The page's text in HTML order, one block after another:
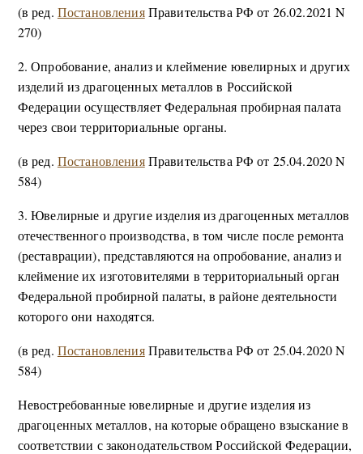
(в ред. ПостановленияПравительства РФ от 26.02.2021 N
270)
2. Опробование, анализ и клеймение ювелирных и других
изделий из драгоценных металлов в Российской
Федерации осуществляет Федеральная пробирная палата
через свои территориальные органы.
(в ред. ПостановленияПравительства РФ от 25.04.2020 N
584)
3. Ювелирные и другие изделия из драгоценных металлов
отечественного производства, в том числе после ремонта
(реставрации), представляются на опробование, анализ и
клеймение их изготовителями в территориальный орган
Федеральной пробирной палаты, в районе деятельности
которого они находятся.
(в ред. ПостановленияПравительства РФ от 25.04.2020 N
584)
Невостребованные ювелирные и другие изделия из
драгоценных металлов, на которые обращено взыскание в
соответствии с законодательством Российской Федерации,